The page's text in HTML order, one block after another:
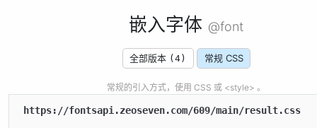
嵌入字体 @font
全部版本 (4) 常规 CSS
常规的引入方式，使用 CSS 或 <style> 。
https://fontsapi.zeoseven.com/609/main/result.css